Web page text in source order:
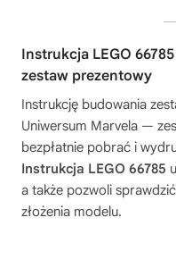
Instrukcja LEGO
zestaw prezentowy
Instrukcję budowania
Uniwersum Marvela —
bezpłatnie pobrać i
Instrukcja LEGO 66785
a także pozwoli
złożenia modelu.